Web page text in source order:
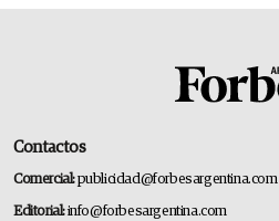
Contactos
Comercial:publicidad@forbesargentina.com
Editorial:info@forbesargentina.com